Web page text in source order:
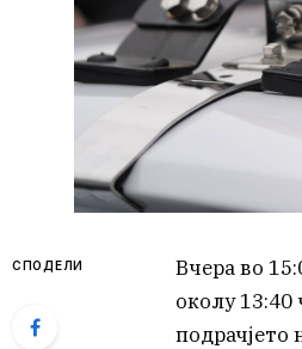
СПОДЕЛИ
Вчера во
околу 13:40
подрачјето